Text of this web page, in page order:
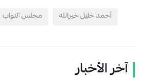
أحمد خليل خيرالله مجلس النواب
آخر الأخبار